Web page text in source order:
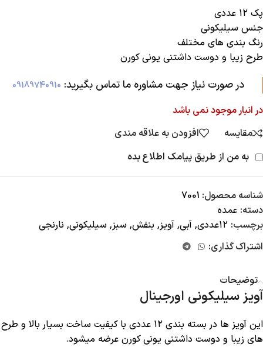
پک ۱۲ عددی
جنس سیلیکونی
رنگ بندی های مختلف
طرح زیبا و دوست داشتنی یونی کورن
در صورت نیاز جهت مشاوره ما تماس بگیرید:‌ 09189740910
در انبار موجود نمی باشد
مقایسه
افزودن به علاقه مندی
به من از طریق پیامک اطلاع بده
شناسه محصول: 7001
دسته: عمده
برچسب: ۱۲عددی , آبی, آویز, بنفش, سبز, سیلیکونی, نارنجی
اشتراک گذاری:
توضیحات
آویز سیلیکونی اورجینال
این آویز ها در بسته بندی ۱۲ عددی با کیفیت ساخت بسیار بالا و طرح
های زیبا و دوست داشتنی یونی کورن عرضه میشود.